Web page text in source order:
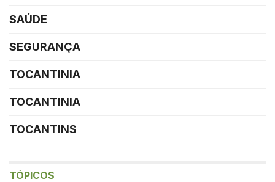
SAÚDE
SEGURANÇA
TOCANTINIA
TOCANTINIA
TOCANTINS
TÓPICOS